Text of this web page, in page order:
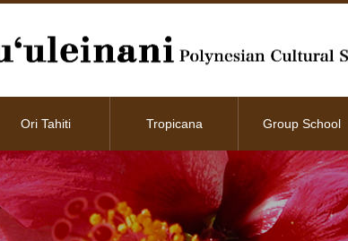
Ori Tahiti Tropicana Group School